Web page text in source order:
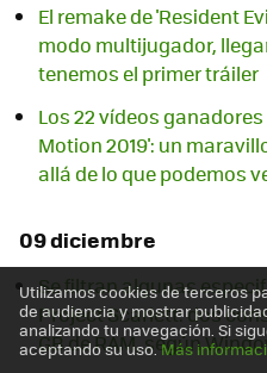
El remake de 'Resident
modo multijugador,
tenemos el primer tráiler
Los 22 vídeos
Motion 2019': un
allá de lo que podemos
09 diciembre
Se filtran algunas
Project Scarlett: dos
GB de RAM, según
Utilizamos cookies de terceros
de audiencia y mostrar
analizando tu navegación. Si
aceptando su uso.Más